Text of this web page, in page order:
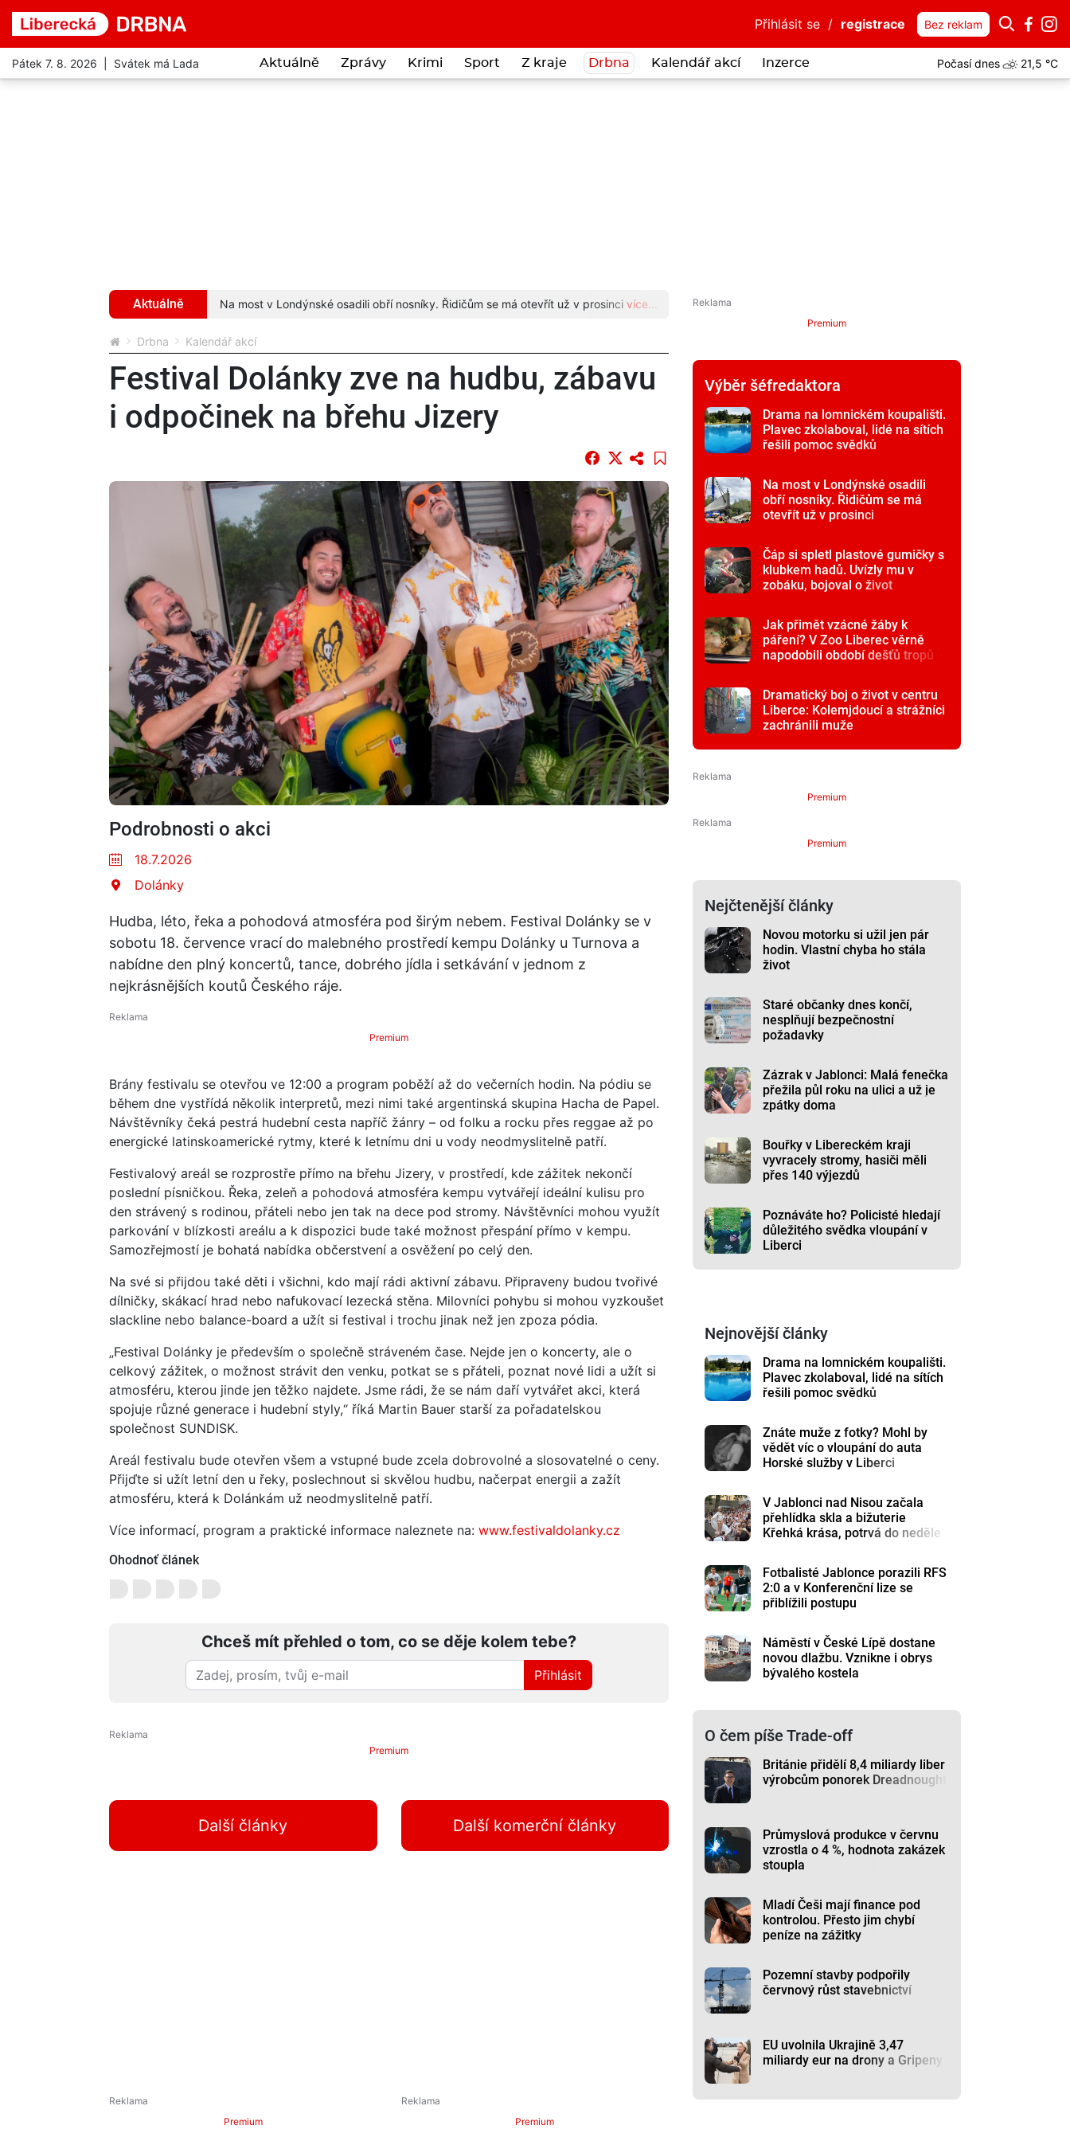
Přihlásit se / registrace Bez reklam
Pátek 7. 8. 2026 | Svátek má Lada Aktuálně Zprávy Krimi Sport Z kraje Drbna Kalendář akcí Inzerce Počasí dnes 21,5 °C
Aktuálně
Uvízly mu v zobáku, bojoval o život více...Na most v Londýnské osadili obří nosníky. Řidičům se má otevřít už v prosinci více... Znáte muže z fotky? Mohl by vědět víc o vloupání do auta Horské služby
Drbna Kalendář akcí
Festival Dolánky zve na hudbu, zábavu
i odpočinek na břehu Jizery
Podrobnosti o akci
18.7.2026
Dolánky
Hudba, léto, řeka a pohodová atmosféra pod širým nebem. Festival Dolánky se v
sobotu 18. července vrací do malebného prostředí kempu Dolánky u Turnova a
nabídne den plný koncertů, tance, dobrého jídla i setkávání v jednom z
nejkrásnějších koutů Českého ráje.
Premium
Brány festivalu se otevřou ve 12:00 a program poběží až do večerních hodin. Na pódiu se
během dne vystřídá několik interpretů, mezi nimi také argentinská skupina Hacha de Papel.
Návštěvníky čeká pestrá hudební cesta napříč žánry – od folku a rocku přes reggae až po
energické latinskoamerické rytmy, které k letnímu dni u vody neodmyslitelně patří.
Festivalový areál se rozprostře přímo na břehu Jizery, v prostředí, kde zážitek nekončí
poslední písničkou. Řeka, zeleň a pohodová atmosféra kempu vytvářejí ideální kulisu pro
den strávený s rodinou, přáteli nebo jen tak na dece pod stromy. Návštěvníci mohou využít
parkování v blízkosti areálu a k dispozici bude také možnost přespání přímo v kempu.
Samozřejmostí je bohatá nabídka občerstvení a osvěžení po celý den.
Na své si přijdou také děti i všichni, kdo mají rádi aktivní zábavu. Připraveny budou tvořivé
dílničky, skákací hrad nebo nafukovací lezecká stěna. Milovníci pohybu si mohou vyzkoušet
slackline nebo balance-board a užít si festival i trochu jinak než jen zpoza pódia.
„Festival Dolánky je především o společně stráveném čase. Nejde jen o koncerty, ale o
celkový zážitek, o možnost strávit den venku, potkat se s přáteli, poznat nové lidi a užít si
atmosféru, kterou jinde jen těžko najdete. Jsme rádi, že se nám daří vytvářet akci, která
spojuje různé generace i hudební styly,“ říká Martin Bauer starší za pořadatelskou
společnost SUNDISK.
Areál festivalu bude otevřen všem a vstupné bude zcela dobrovolné a slosovatelné o ceny.
Přijďte si užít letní den u řeky, poslechnout si skvělou hudbu, načerpat energii a zažít
atmosféru, která k Dolánkám už neodmyslitelně patří.
Více informací, program a praktické informace naleznete na: www.festivaldolanky.cz
Ohodnoť článek
Chceš mít přehled o tom, co se děje kolem tebe?
Přihlásit
Premium
Další články Další komerční články
Premium
Výběr šéfredaktora
Drama na lomnickém koupališti.
Plavec zkolaboval, lidé na sítích
řešili pomoc svědků
Na most v Londýnské osadili
obří nosníky. Řidičům se má
otevřít už v prosinci
Čáp si spletl plastové gumičky s
klubkem hadů. Uvízly mu v
zobáku, bojoval o život
Jak přimět vzácné žáby k
páření? V Zoo Liberec věrně
napodobili období dešťů tropů
Dramatický boj o život v centru
Liberce: Kolemjdoucí a strážníci
zachránili muže
Premium
Premium
Nejčtenější články
Novou motorku si užil jen pár
hodin. Vlastní chyba ho stála
život
Staré občanky dnes končí,
nesplňují bezpečnostní
požadavky
Zázrak v Jablonci: Malá fenečka
přežila půl roku na ulici a už je
zpátky doma
Bouřky v Libereckém kraji
vyvracely stromy, hasiči měli
přes 140 výjezdů
Poznáváte ho? Policisté hledají
důležitého svědka vloupání v
Liberci
Nejnovější články
Drama na lomnickém koupališti.
Plavec zkolaboval, lidé na sítích
řešili pomoc svědků
Znáte muže z fotky? Mohl by
vědět víc o vloupání do auta
Horské služby v Liberci
V Jablonci nad Nisou začala
přehlídka skla a bižuterie
Křehká krása, potrvá do neděle
Fotbalisté Jablonce porazili RFS
2:0 a v Konferenční lize se
přiblížili postupu
Náměstí v České Lípě dostane
novou dlažbu. Vznikne i obrys
bývalého kostela
O čem píše Trade-off
Británie přidělí 8,4 miliardy liber
výrobcům ponorek Dreadnought
Průmyslová produkce v červnu
vzrostla o 4 %, hodnota zakázek
stoupla
Mladí Češi mají finance pod
kontrolou. Přesto jim chybí
peníze na zážitky
Pozemní stavby podpořily
červnový růst stavebnictví
EU uvolnila Ukrajině 3,47
miliardy eur na drony a Gripeny
Premium Premium